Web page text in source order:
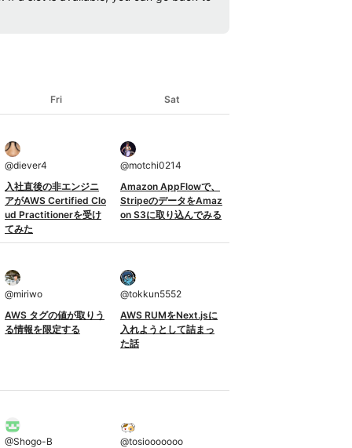
Fri Sat
@diever4
入社直後の非エンジニ
アがAWS Certified Clo
ud Practitionerを受け
てみた
@motchi0214
Amazon AppFlowで、
StripeのデータをAmaz
on S3に取り込んでみる
@miriwo
AWS タグの値が取りう
る情報を限定する
@tokkun5552
AWS RUMをNext.jsに
入れようとして詰まっ
た話
@Shogo-B
@tosiooooooo